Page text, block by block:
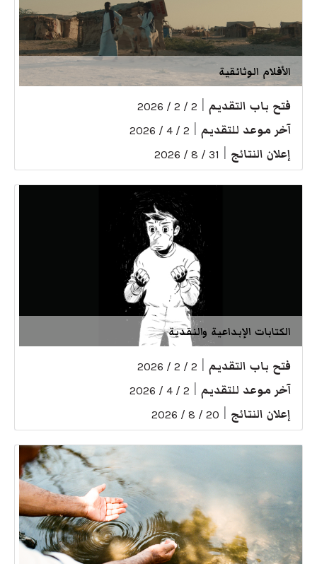
الأفلام الوثائقية
فتح باب التقديم 2 / 2 / 2026
آخر موعد للتقديم 2 / 4 / 2026
إعلان النتائج 31 / 8 / 2026
الكتابات الإبداعية والنقدية
فتح باب التقديم 2 / 2 / 2026
آخر موعد للتقديم 2 / 4 / 2026
إعلان النتائج 20 / 8 / 2026